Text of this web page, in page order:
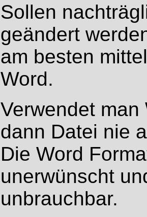
Sollen
geändert
am besten
Word.
Verwendet man
dann Datei nie
Die Word
unerwünscht
unbrauchbar.